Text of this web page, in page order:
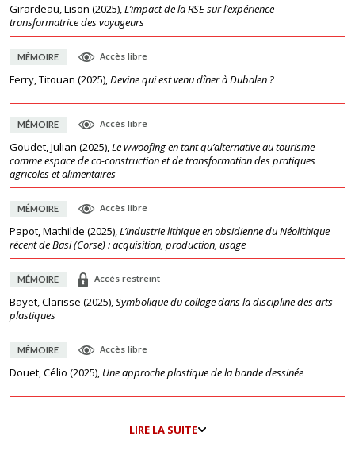
Girardeau, Lison (2025),L’impact de la RSE sur l’expérience
transformatrice des voyageurs
MÉMOIRE Accès libre
Ferry, Titouan (2025),Devine qui est venu dîner à Dubalen ?
MÉMOIRE Accès libre
Goudet, Julian (2025),Le wwoofing en tant qu’alternative au tourisme
comme espace de co-construction et de transformation des pratiques
agricoles et alimentaires
MÉMOIRE Accès libre
Papot, Mathilde (2025),L’industrie lithique en obsidienne du Néolithique
récent de Basì (Corse) : acquisition, production, usage
MÉMOIRE Accès restreint
Bayet, Clarisse (2025),Symbolique du collage dans la discipline des arts
plastiques
MÉMOIRE Accès libre
Douet, Célio (2025), Une approche plastique de la bande dessinée
LIRE LA SUITE